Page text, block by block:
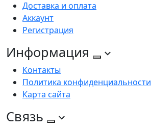
Доставка и оплата
Аккаунт
Регистрация
Информация
Контакты
Политика конфиденциальности
Карта сайта
Связь